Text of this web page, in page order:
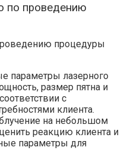
по проведению
процедуры
параметры лазерного
размер пятна и
с
клиента.
на небольшом
реакцию клиента и
параметры для